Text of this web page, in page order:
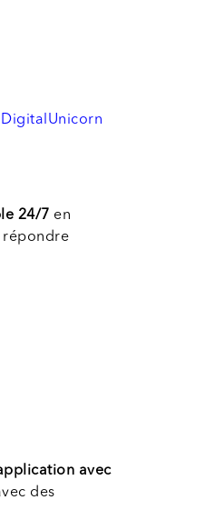
DigitalUnicorn
24/7 en
répondre
avec
des